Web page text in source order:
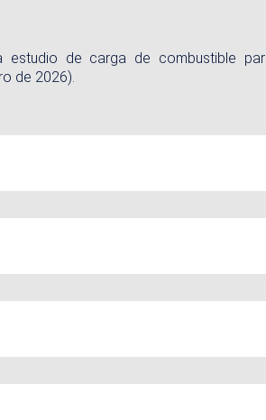
de carga de combustible
de 2026).